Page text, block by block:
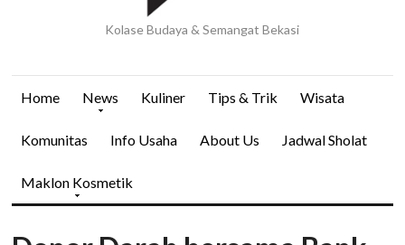
Kolase Budaya & Semangat Bekasi
Home News Kuliner Tips & Trik Wisata
Komunitas Info Usaha About Us Jadwal Sholat
Maklon Kosmetik